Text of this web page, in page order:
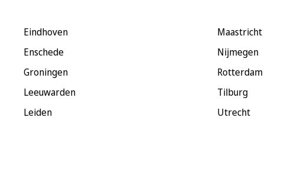
Eindhoven
Enschede
Groningen
Leeuwarden
Leiden
Maastricht
Nijmegen
Rotterdam
Tilburg
Utrecht